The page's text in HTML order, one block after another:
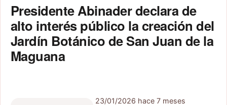
Presidente Abinader declara de
alto interés público la creación del
Jardín Botánico de San Juan de la
Maguana
23/01/2026 hace 7 meses